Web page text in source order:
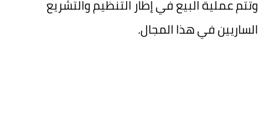
وتتم عملية البيع في إطار التنظيم والتشريع
الساريين في هذا المجال.